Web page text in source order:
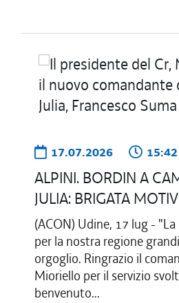
17.07.2026 15:42
ALPINI. BORDIN A
JULIA: BRIGATA
(ACON) Udine, 17 lug -
per la nostra regione
orgoglio. Ringrazio il
Mioriello per il servizio
benvenuto...